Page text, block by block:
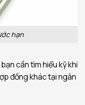
hạn
cần tìm hiểu kỹ khi
đồng khác tại ngân